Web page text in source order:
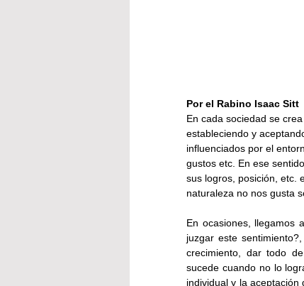
Por el Rabino Isaac Sitt
En cada sociedad se
estableciendo y
influenciados por el
gustos etc. En ese
sus logros, posición, etc.
naturaleza no nos gusta
En ocasiones, llegamos
juzgar este
crecimiento, dar todo
sucede cuando no lo
individual y la